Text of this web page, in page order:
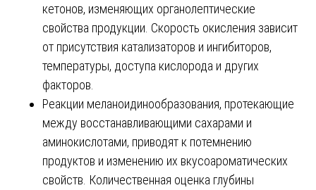
кетонов, изменяющих органолептические
свойства продукции. Скорость окисления зависит
от присутствия катализаторов и ингибиторов,
температуры, доступа кислорода и других
факторов.
Реакции меланоидинообразования, протекающие
между восстанавливающими сахарами и
аминокислотами, приводят к потемнению
продуктов и изменению их вкусоароматических
свойств. Количественная оценка глубины